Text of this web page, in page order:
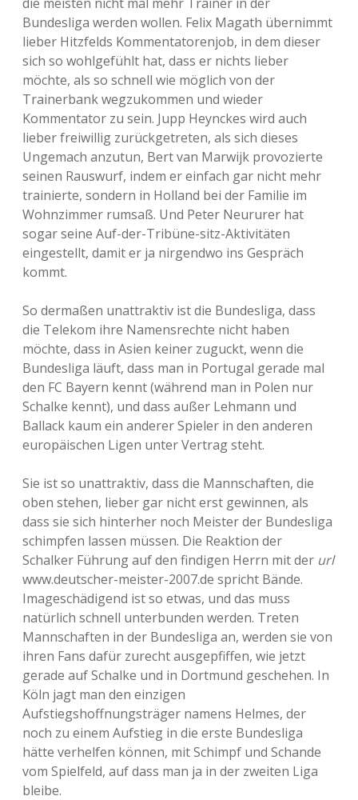
Bundesliga werden wollen. Felix Magath übernimmt
lieber Hitzfelds Kommentatorenjob, in dem dieser
sich so wohlgefühlt hat, dass er nichts lieber
möchte, als so schnell wie möglich von der
Trainerbank wegzukommen und wieder
Kommentator zu sein. Jupp Heynckes wird auch
lieber freiwillig zurückgetreten, als sich dieses
Ungemach anzutun, Bert van Marwijk provozierte
seinen Rauswurf, indem er einfach gar nicht mehr
trainierte, sondern in Holland bei der Familie im
Wohnzimmer rumsaß. Und Peter Neururer hat
sogar seine Auf-der-Tribüne-sitz-Aktivitäten
eingestellt, damit er ja nirgendwo ins Gespräch
kommt.
So dermaßen unattraktiv ist die Bundesliga, dass
die Telekom ihre Namensrechte nicht haben
möchte, dass in Asien keiner zuguckt, wenn die
Bundesliga läuft, dass man in Portugal gerade mal
den FC Bayern kennt (während man in Polen nur
Schalke kennt), und dass außer Lehmann und
Ballack kaum ein anderer Spieler in den anderen
europäischen Ligen unter Vertrag steht.
Sie ist so unattraktiv, dass die Mannschaften, die
oben stehen, lieber gar nicht erst gewinnen, als
dass sie sich hinterher noch Meister der Bundesliga
schimpfen lassen müssen. Die Reaktion der
Schalker Führung auf den findigen Herrn mit der url
www.deutscher-meister-2007.de spricht Bände.
Imageschädigend ist so etwas, und das muss
natürlich schnell unterbunden werden. Treten
Mannschaften in der Bundesliga an, werden sie von
ihren Fans dafür zurecht ausgepfiffen, wie jetzt
gerade auf Schalke und in Dortmund geschehen. In
Köln jagt man den einzigen
Aufstiegshoffnungsträger namens Helmes, der
noch zu einem Aufstieg in die erste Bundesliga
hätte verhelfen können, mit Schimpf und Schande
vom Spielfeld, auf dass man ja in der zweiten Liga
bleibe.